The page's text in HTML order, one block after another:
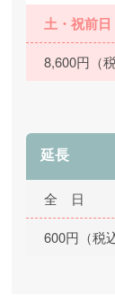
土・祝前日
8,600円（税
延長
全 日
600円（税